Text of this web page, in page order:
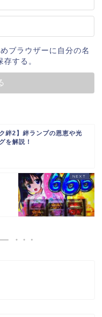
ブラウザーに自分の名
する。
絆2】絆ランプの恩恵や光
を解説！